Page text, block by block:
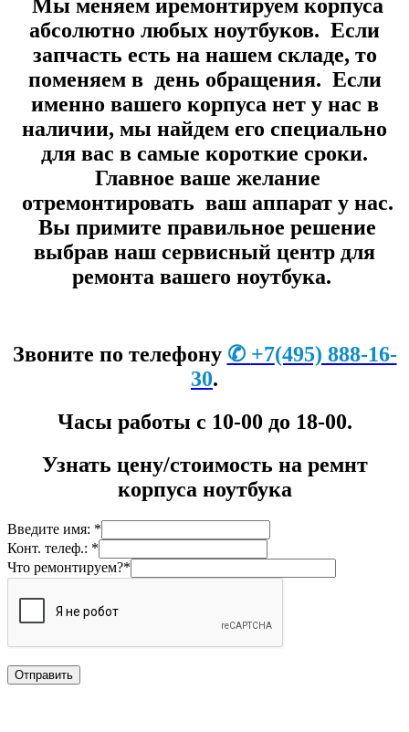
Мы меняем иремонтируем корпуса
абсолютно любых ноутбуков. Если
запчасть есть на нашем складе, то
поменяем в день обращения. Если
именно вашего корпуса нет у нас в
наличии, мы найдем его специально
для вас в самые короткие сроки.
Главное ваше желание
отремонтировать ваш аппарат у нас.
Вы примите правильное решение
выбрав наш сервисный центр для
ремонта вашего ноутбука.
Звоните по телефону ✆ +7(495) 888-16-
30.
Часы работы с 10-00 до 18-00.
Узнать цену/стоимость на ремнт
корпуса ноутбука
Введите имя: *
Конт. телеф.: *
Что ремонтируем?*